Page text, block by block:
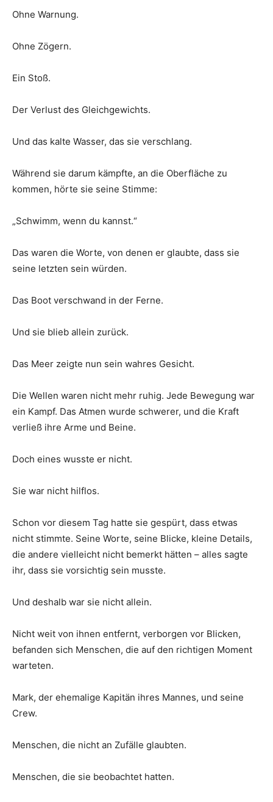
Ohne Warnung.
Ohne Zögern.
Ein Stoß.
Der Verlust des Gleichgewichts.
Und das kalte Wasser, das sie verschlang.
Während sie darum kämpfte, an die Oberfläche zu
kommen, hörte sie seine Stimme:
„Schwimm, wenn du kannst.“
Das waren die Worte, von denen er glaubte, dass sie
seine letzten sein würden.
Das Boot verschwand in der Ferne.
Und sie blieb allein zurück.
Das Meer zeigte nun sein wahres Gesicht.
Die Wellen waren nicht mehr ruhig. Jede Bewegung war
ein Kampf. Das Atmen wurde schwerer, und die Kraft
verließ ihre Arme und Beine.
Doch eines wusste er nicht.
Sie war nicht hilflos.
Schon vor diesem Tag hatte sie gespürt, dass etwas
nicht stimmte. Seine Worte, seine Blicke, kleine Details,
die andere vielleicht nicht bemerkt hätten – alles sagte
ihr, dass sie vorsichtig sein musste.
Und deshalb war sie nicht allein.
Nicht weit von ihnen entfernt, verborgen vor Blicken,
befanden sich Menschen, die auf den richtigen Moment
warteten.
Mark, der ehemalige Kapitän ihres Mannes, und seine
Crew.
Menschen, die nicht an Zufälle glaubten.
Menschen, die sie beobachtet hatten.